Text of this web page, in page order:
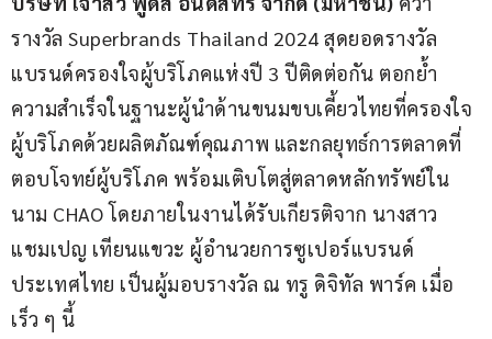
รางวัล Superbrands Thailand 2024 สุดยอดรางวัล
แบรนด์ครองใจผู้บริโภคแห่งปี 3 ปีติดต่อกัน ตอกย้ำ
ความสำเร็จในฐานะผู้นำด้านขนมขบเคี้ยวไทยที่ครองใจ
ผู้บริโภคด้วยผลิตภัณฑ์คุณภาพ และกลยุทธ์การตลาดที่
ตอบโจทย์ผู้บริโภค พร้อมเติบโตสู่ตลาดหลักทรัพย์ใน
นาม CHAO โดยภายในงานได้รับเกียรติจาก นางสาว
แชมเปญ เทียนแขวะ ผู้อำนวยการซูเปอร์แบรนด์
ประเทศไทย เป็นผู้มอบรางวัล ณ ทรู ดิจิทัล พาร์ค เมื่อ
เร็ว ๆ นี้